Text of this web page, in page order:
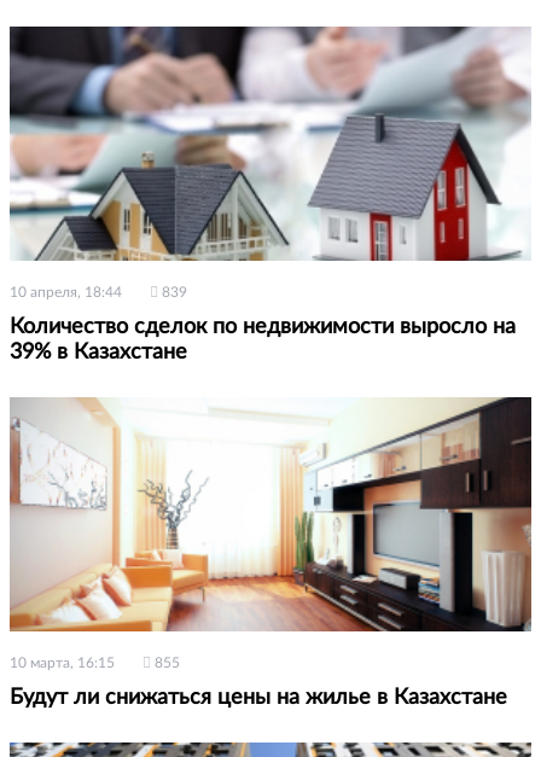
10 апреля, 18:44 839
Количество сделок по недвижимости выросло на
39% в Казахстане
10 марта, 16:15 855
Будут ли снижаться цены на жилье в Казахстане